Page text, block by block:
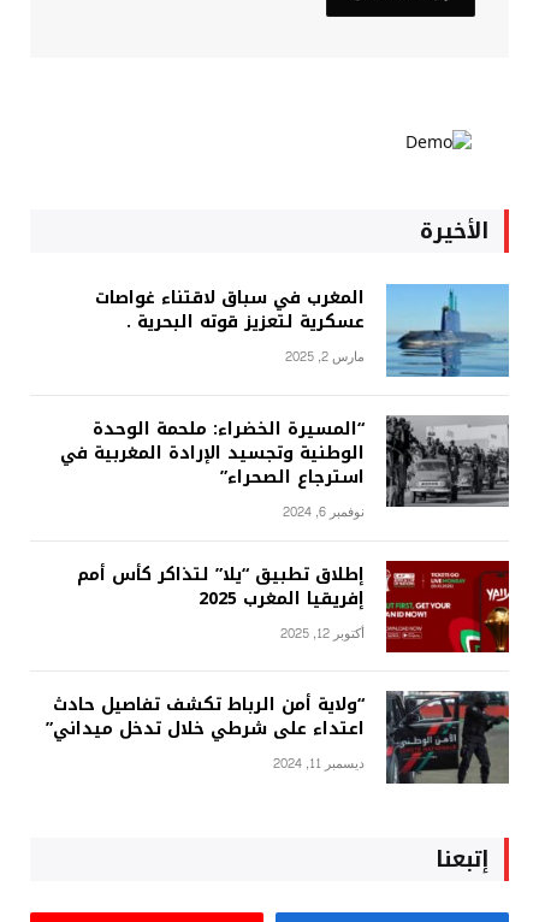
الأخيرة
المغرب في سباق لاقتناء غواصات
عسكرية لتعزيز قوته البحرية .
مارس 2, 2025
“المسيرة الخضراء: ملحمة الوحدة
الوطنية وتجسيد الإرادة المغربية في
استرجاع الصحراء”
نوفمبر 6, 2024
إطلاق تطبيق “يلا” لتذاكر كأس أمم
إفريقيا المغرب 2025
أكتوبر 12, 2025
“ولاية أمن الرباط تكشف تفاصيل حادث
اعتداء على شرطي خلال تدخل ميداني”
ديسمبر 11, 2024
إتبعنا